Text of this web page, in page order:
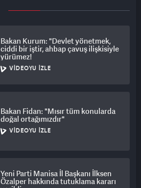
Bakan Kurum: "Devlet yönetmek,
ciddi bir iştir, ahbap çavuş ilişkisiyle
yürümez!
VIDEOYU İZLE
Bakan Fidan: "Mısır tüm konularda
doğal ortağımızdır"
VIDEOYU İZLE
Yeni Parti Manisa İl Başkanı İlksen
Özalper hakkında tutuklama kararı